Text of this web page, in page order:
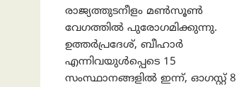
രാജ്യത്തുടനീളം മൺസൂൺ
വേഗത്തിൽ പുരോഗമിക്കുന്നു.
ഉത്തർപ്രദേശ്, ബീഹാർ
എന്നിവയുൾപ്പെടെ 15
സംസ്ഥാനങ്ങളിൽ ഇന്ന്, ഓഗസ്റ്റ് 8